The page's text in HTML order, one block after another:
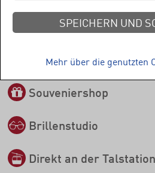
HIGHLIGHTS IN
Skidepot
Souveniershop
Brillenstudio
Direkt an der Talstation
SPEICHERN UND
Mehr über die genutzten